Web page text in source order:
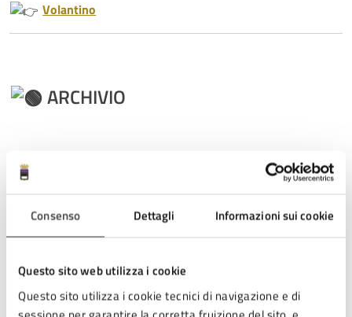
Consenso Dettagli Informazioni sui cookie
Questo sito web utilizza i cookie
Questo sito utilizza i cookie tecnici di navigazione e di
Volantino
ARCHIVIO
Monty Banks
laboratori, formazioni, rappresentando un laboratorio
permanente e partecipativo in cui vengono immaginate e
Vai alla pagina dedicata